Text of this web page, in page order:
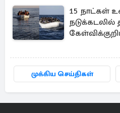
15 நாட்கள்
நடுக்கடலில்
முக்கிய செய்திகள்